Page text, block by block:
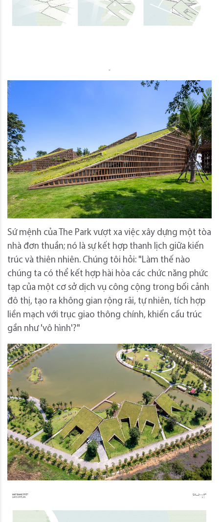
Sứ mệnh của The Park vượt xa việc xây dựng một tòa
nhà đơn thuần; nó là sự kết hợp thanh lịch giữa kiến ​​
trúc và thiên nhiên. Chúng tôi hỏi: "Làm thế nào
chúng ta có thể kết hợp hài hòa các chức năng phức
tạp của một cơ sở dịch vụ công cộng trong bối cảnh
đô thị, tạo ra không gian rộng rãi, tự nhiên, tích hợp
liền mạch với trục giao thông chính, khiến cấu trúc
gần như 'vô hình'?"